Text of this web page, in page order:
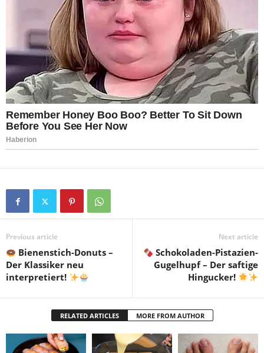
Previous article
Bienenstich-Donuts –
Der Klassiker neu
interpretiert!
Next article
Schokoladen-Pistazien-
Gugelhupf – Der saftige
Hingucker!
RELATED ARTICLES MORE FROM AUTHOR